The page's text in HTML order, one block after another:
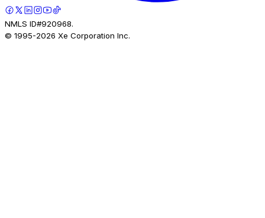
NMLS ID#920968.
© 1995-2026 Xe Corporation Inc.